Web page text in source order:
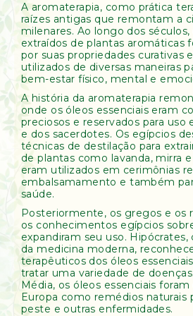
A aromaterapia, como prática
raízes antigas que remontam a
milenares. Ao longo dos séculos,
extraídos de plantas aromáticas
por suas propriedades curativas
utilizados de diversas maneiras
bem-estar físico, mental e
A história da aromaterapia
onde os óleos essenciais eram
preciosos e reservados para uso
e dos sacerdotes. Os egípcios
técnicas de destilação para
de plantas como lavanda, mirra
eram utilizados em cerimônias
embalsamamento e também
saúde.
Posteriormente, os gregos e os
os conhecimentos egípcios
expandiram seu uso. Hipócrates,
da medicina moderna,
terapêuticos dos óleos
tratar uma variedade de
Média, os óleos essenciais
Europa como remédios naturais
peste e outras enfermidades.